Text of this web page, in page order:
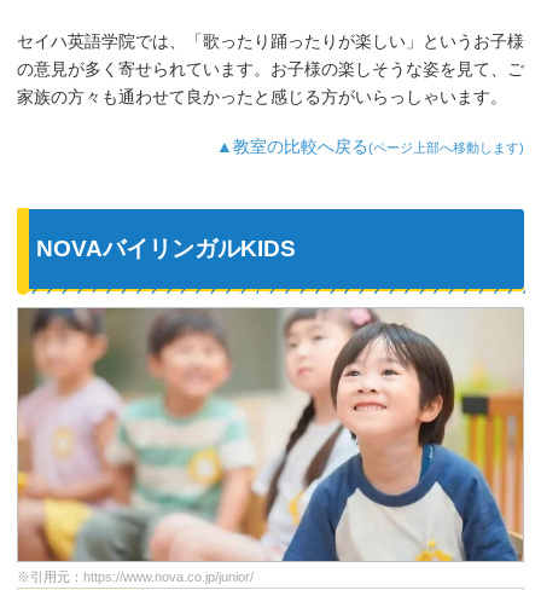
セイハ英語学院では、「歌ったり踊ったりが楽しい」というお子様
の意見が多く寄せられています。お子様の楽しそうな姿を見て、ご
家族の方々も通わせて良かったと感じる方がいらっしゃいます。
▲教室の比較へ戻る(ページ上部へ移動します)
NOVAバイリンガルKIDS
※引用元： https://www.nova.co.jp/junior/